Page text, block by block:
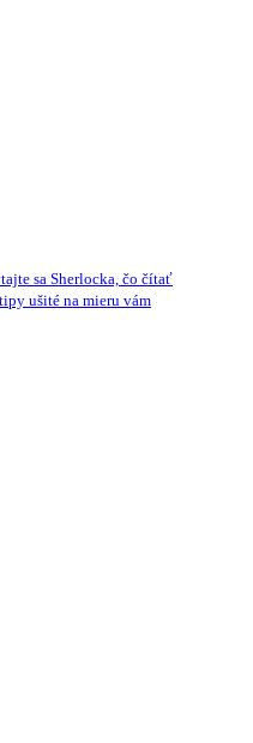
sa Sherlocka, čo čítať
ušité na mieru vám